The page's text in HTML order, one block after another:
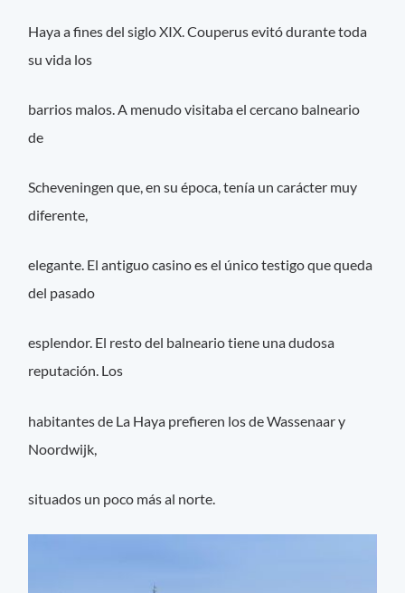
Haya a fines del siglo XIX. Couperus evitó durante toda
su vida los
barrios malos. A menudo visitaba el cercano balneario
de
Scheveningen que, en su época, tenía un carácter muy
diferente,
elegante. El antiguo casino es el único testigo que queda
del pasado
esplendor. El resto del balneario tiene una dudosa
reputación. Los
habitantes de La Haya prefieren los de Wassenaar y
Noordwijk,
situados un poco más al norte.